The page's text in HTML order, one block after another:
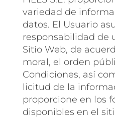
variedad de
datos. El Usuario
responsabilidad de
Sitio Web, de
moral, el orden
Condiciones, así
licitud de la
proporcione en los
disponibles en el